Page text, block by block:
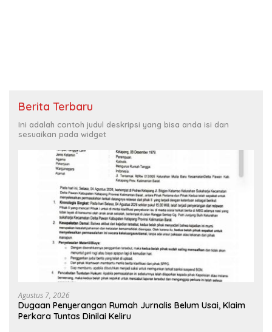
Berita Terbaru
Ini adalah contoh judul deskripsi yang bisa anda isi dan
sesuaikan pada widget
Agustus 7, 2026
Dugaan Penyerangan Rumah Jurnalis Belum Usai, Klaim
Perkara Tuntas Dinilai Keliru